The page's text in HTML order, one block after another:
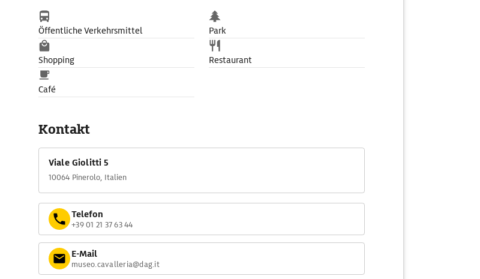
Öffentliche Verkehrsmittel Park
Shopping Restaurant
Café
Kontakt
Viale Giolitti 5
10064 Pinerolo, Italien
Telefon
+39 01 21 37 63 44
E-Mail
museo.cavalleria@dag.it